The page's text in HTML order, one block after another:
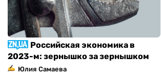
Российская экономика в
2023-м: зернышко за зернышком
Юлия Самаева